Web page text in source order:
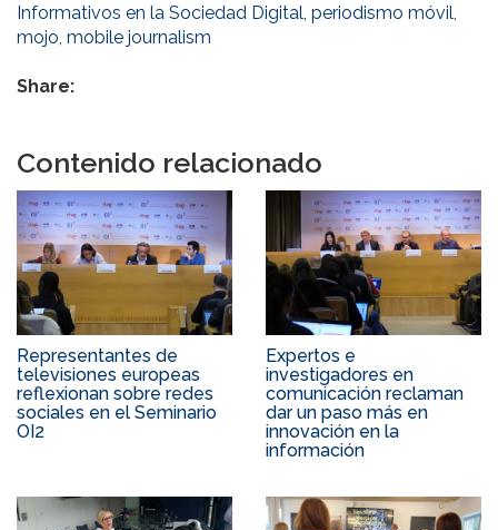
Informativos en la Sociedad Digital, periodismo móvil,
mojo, mobile journalism
Share:
Contenido relacionado
Representantes de
televisiones europeas
reflexionan sobre redes
sociales en el Seminario
OI2
Expertos e
investigadores en
comunicación reclaman
dar un paso más en
innovación en la
información